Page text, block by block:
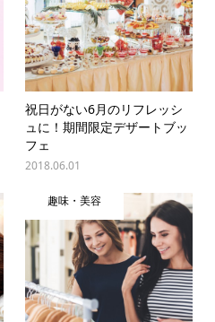
祝日がない6月のリフレッシ
ュに！期間限定デザートブッ
フェ
2018.06.01
趣味・美容